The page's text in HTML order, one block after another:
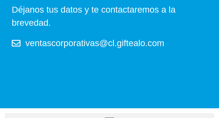
Déjanos tus datos y te contactaremos a la
brevedad.
ventascorporativas@cl.giftealo.com